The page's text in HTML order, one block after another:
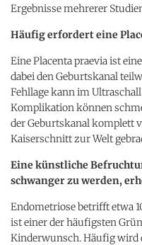
Ergebnisse mehrerer
Häufig erfordert eine
Eine Placenta praevia ist
dabei den Geburtskanal
Fehllage kann im
Komplikation können
der Geburtskanal komplett
Kaiserschnitt zur Welt
Eine künstliche
schwanger zu werden,
Endometriose betrifft etwa
ist einer der häufigsten
Kinderwunsch. Häufig wird